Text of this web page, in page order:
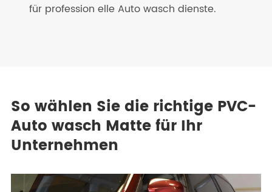
für profession elle Auto wasch dienste.
So wählen Sie die richtige PVC-
Auto wasch Matte für Ihr
Unternehmen